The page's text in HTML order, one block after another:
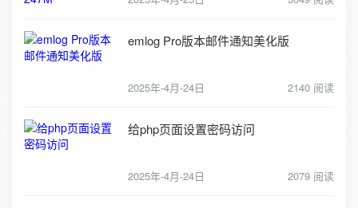
emlog Pro版本邮件通知美化版
2025年-4月-24日 2140 阅读
给php页面设置密码访问
2025年-4月-24日 2079 阅读